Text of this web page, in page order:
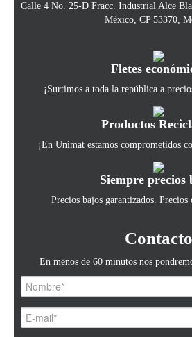
Calle 4 No. 25-D Fracc. Industrial Alce
México, CP 53370,
Fletes
¡Surtimos a toda la república a
Productos
¡En Unimat estamos comprometidos
Siempre precios
Precios bajos garantizados.
Contacto
En menos de 60 minutos nos